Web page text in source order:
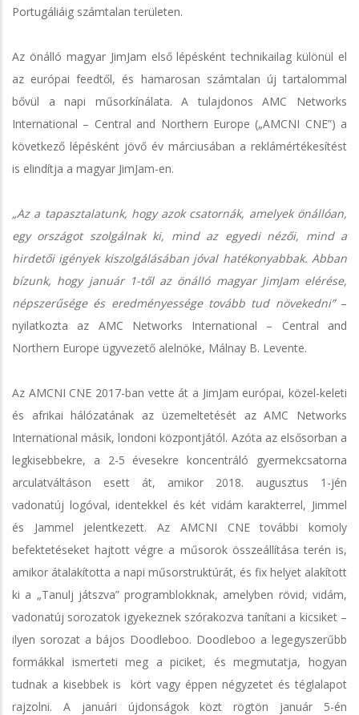
Portugáliáig számtalan területen.
Az önálló magyar JimJam első lépésként technikailag különül el
az európai feedtől, és hamarosan számtalan új tartalommal
bővül a napi műsorkínálata. A tulajdonos AMC Networks
International – Central and Northern Europe („AMCNI CNE”) a
következő lépésként jövő év márciusában a reklámértékesítést
is elindítja a magyar JimJam-en.
„Az a tapasztalatunk, hogy azok csatornák, amelyek önállóan,
egy országot szolgálnak ki, mind az egyedi nézői, mind a
hirdetői igények kiszolgálásában jóval hatékonyabbak. Abban
bízunk, hogy január 1-től az önálló magyar JimJam elérése,
népszerűsége és eredményessége tovább tud növekedni”–
nyilatkozta az AMC Networks International – Central and
Northern Europe ügyvezető alelnöke, Málnay B. Levente.
Az AMCNI CNE 2017-ban vette át a JimJam európai, közel-keleti
és afrikai hálózatának az üzemeltetését az AMC Networks
International másik, londoni központjától. Azóta az elsősorban a
legkisebbekre, a 2-5 évesekre koncentráló gyermekcsatorna
arculatváltáson esett át, amikor 2018. augusztus 1-jén
vadonatúj logóval, identekkel és két vidám karakterrel, Jimmel
és Jammel jelentkezett. Az AMCNI CNE további komoly
befektetéseket hajtott végre a műsorok összeállítása terén is,
amikor átalakította a napi műsorstruktúrát, és fix helyet alakított
ki a „Tanulj játszva” programblokknak, amelyben rövid, vidám,
vadonatúj sorozatok igyekeznek szórakozva tanítani a kicsiket –
ilyen sorozat a bájos Doodleboo. Doodleboo a legegyszerűbb
formákkal ismerteti meg a piciket, és megmutatja, hogyan
tudnak a kisebbek is kört vagy éppen négyzetet és téglalapot
rajzolni. A januári újdonságok közt rögtön január 5-én